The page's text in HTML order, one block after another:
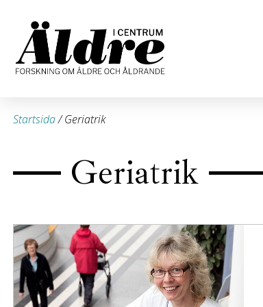
Startsida/Geriatrik
Geriatrik